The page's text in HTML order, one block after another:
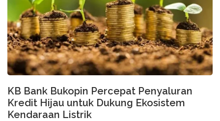
KB Bank Bukopin Percepat Penyaluran
Kredit Hijau untuk Dukung Ekosistem
Kendaraan Listrik